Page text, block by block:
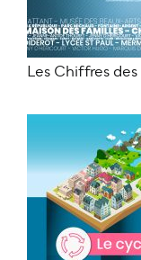
Les Chiffres